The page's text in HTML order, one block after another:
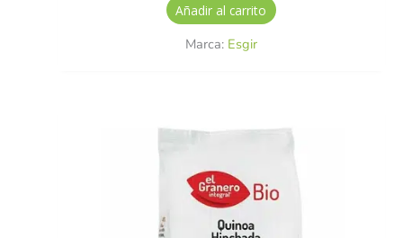
Añadir al carrito
Marca: Esgir